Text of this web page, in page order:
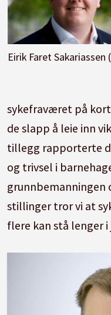
Eirik Faret Sakariassen (SV) får ansvaret for oppvekstsektoren i Stavanger. Foto: SV
sykefraværet på
de slapp å leie inn
tillegg rapporterte
og trivsel i
grunnbemanningen
stillinger tror vi at
flere kan stå lenger i